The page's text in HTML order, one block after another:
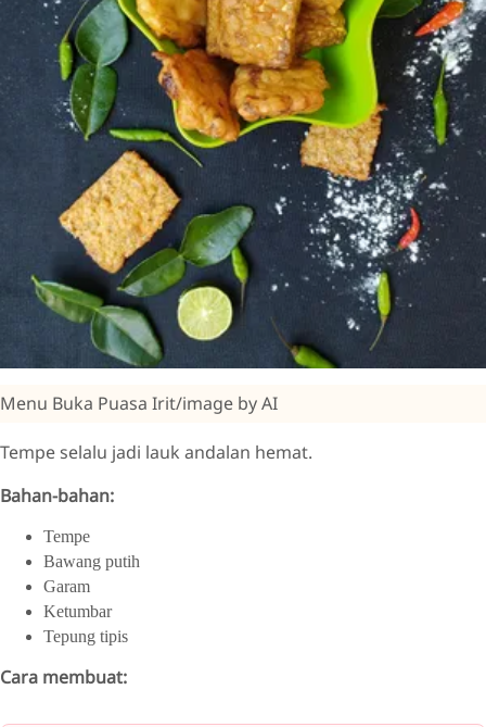
Menu Buka Puasa Irit/image by AI
Tempe selalu jadi lauk andalan hemat.
Bahan-bahan:
Tempe
Bawang putih
Garam
Ketumbar
Tepung tipis
Cara membuat: